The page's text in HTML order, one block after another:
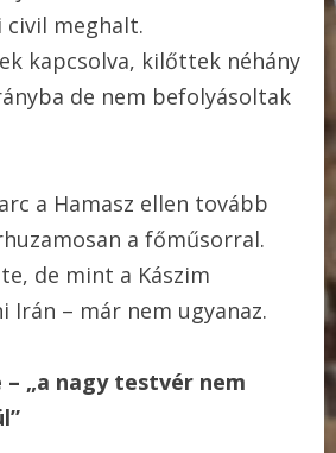
civil meghalt.
kapcsolva, kilőttek néhány
de nem befolyásoltak
a Hamasz ellen tovább
a főműsorral.
de mint a Kászim
Irán – már nem ugyanaz.
– „a nagy testvér nem